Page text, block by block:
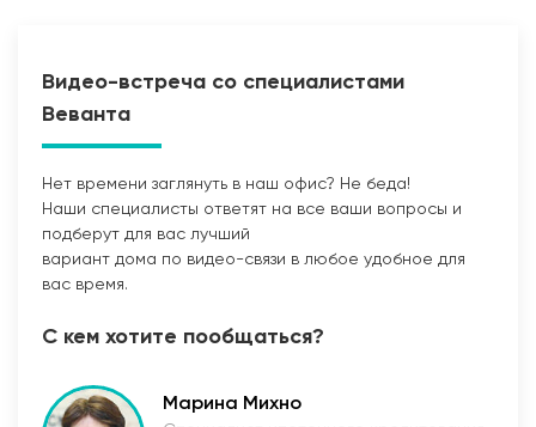
Видео-встреча со специалистами
Веванта
Нет времени заглянуть в наш офис? Не беда!
Наши специалисты ответят на все ваши вопросы и
подберут для вас лучший
вариант дома по видео-связи в любое удобное для
вас время.
С кем хотите пообщаться?
Марина Михно